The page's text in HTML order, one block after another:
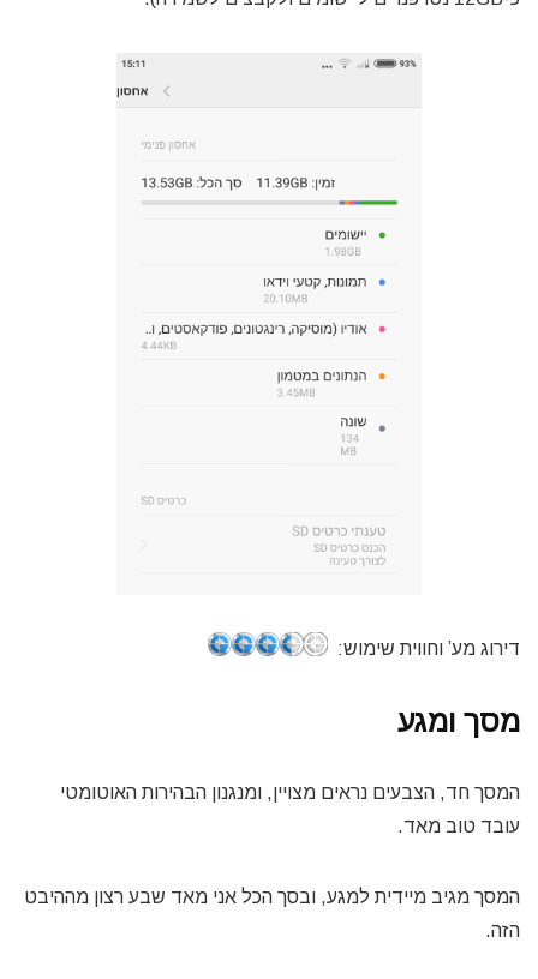
דירוג מע’ וחווית שימוש:
מסך ומגע
המסך חד, הצבעים נראים מצויין, ומנגנון הבהירות האוטומטי
עובד טוב מאד.
המסך מגיב מיידית למגע, ובסך הכל אני מאד שבע רצון מההיבט
הזה.